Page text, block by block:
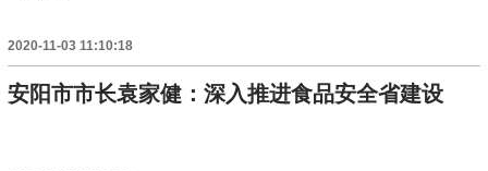
2020-11-03 11:10:18
安阳市市长袁家健：深入推进食品安全省建设